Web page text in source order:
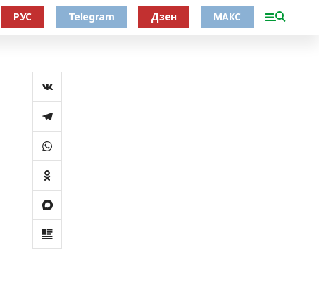
РУС Telegram Дзен МАКС